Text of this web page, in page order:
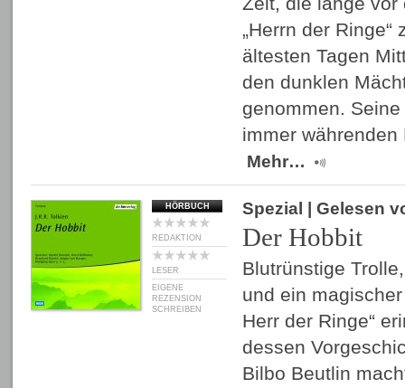
„Herrn der
ältesten Tagen
den dunklen
genommen.
immer
Mehr…
HÖRBUCH
REDAKTION
LESER
EIGENE
REZENSION
SCHREIBEN
Spezial | Gelesen
Der Hobbit
Blutrünstige
und ein
Herr der Ringe“
dessen
Bilbo Beutlin